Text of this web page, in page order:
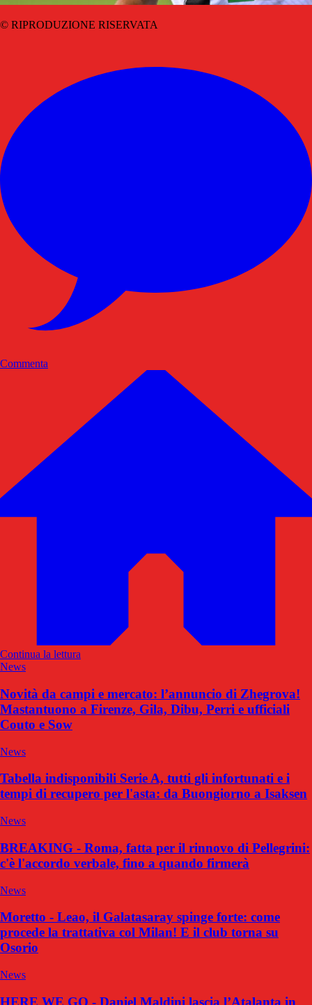
© RIPRODUZIONE RISERVATA
Commenta
Continua la lettura
News
Novità da campi e mercato: l’annuncio di Zhegrova!
Mastantuono a Firenze, Gila, Dibu, Perri e ufficiali
Couto e Sow
News
Tabella indisponibili Serie A, tutti gli infortunati e i
tempi di recupero per l'asta: da Buongiorno a Isaksen
News
BREAKING - Roma, fatta per il rinnovo di Pellegrini:
c'è l'accordo verbale, fino a quando firmerà
News
Moretto - Leao, il Galatasaray spinge forte: come
procede la trattativa col Milan! E il club torna su
Osorio
News
HERE WE GO - Daniel Maldini lascia l’Atalanta in